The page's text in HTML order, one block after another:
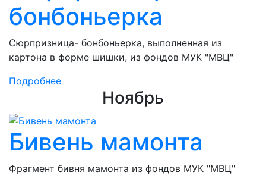
бонбоньерка
Сюрпризница- бонбоньерка, выполненная из
картона в форме шишки, из фондов МУК "МВЦ"
Подробнее
Ноябрь
Бивень мамонта
Фрагмент бивня мамонта из фондов МУК "МВЦ"